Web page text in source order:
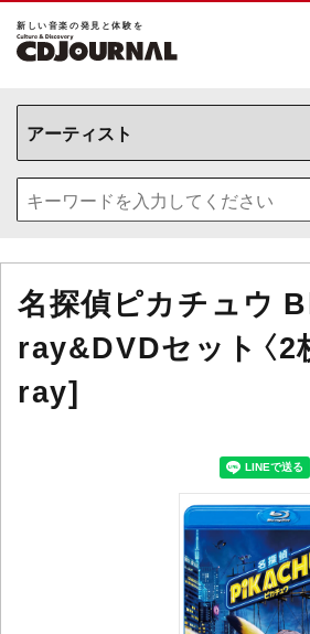
新しい⾳楽の発⾒と体験を
名探偵ピカチュウ
ray&DVDセット〈2
ray]